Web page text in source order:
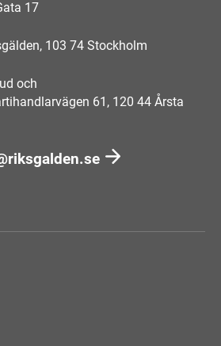
17
103 74 Stockholm
och
61, 120 44 Årsta